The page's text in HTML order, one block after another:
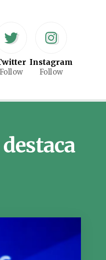
Follow
Instagram
Follow